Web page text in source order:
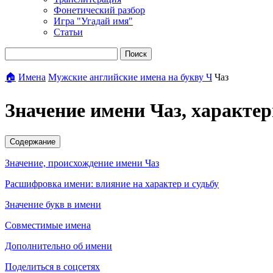
Фонетический разбор
Игра "Угадай имя"
Статьи
Поиск
🏠 Имена Мужские английские имена на букву Ч Чаз
Значение имени Чаз,
Содержание
Значение, происхождение имени Чаз
Расшифровка имени: влияние на характер и судьбу
Значение букв в имени
Совместимые имена
Дополнительно об имени
Поделиться в соцсетях